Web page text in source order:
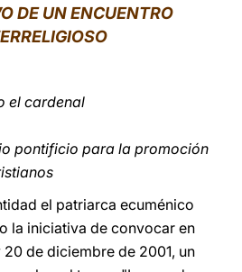
LATINE
DE UN ENCUENTRO
el cardenal
pontificio para la promoción
el patriarca ecuménico
la iniciativa de convocar en
20 de diciembre de 2001, un